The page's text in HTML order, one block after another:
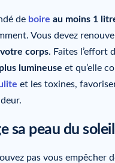
de boire au moins 1
Vous devez
corps. Faites l’effort
plus lumineuse et qu’elle
et les toxines,
sa peau du
pas vous